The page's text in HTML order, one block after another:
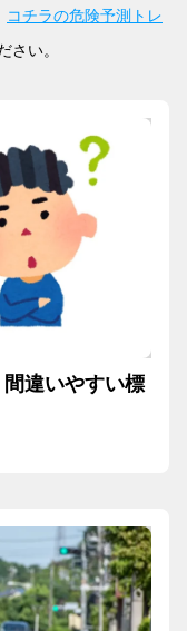
コチラの危険予測トレ
さい。
違いやすい標